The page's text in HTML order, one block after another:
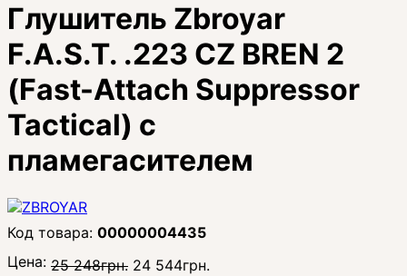
Глушитель Zbroyar
F.A.S.T. .223 CZ BREN 2
(Fast-Attach Suppressor
Tactical) с
пламегасителем
00000004435
Цена: 25 248грн. 24 544грн.